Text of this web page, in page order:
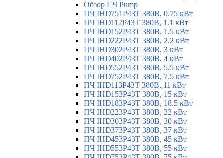
Обзор ПЧ Pump
ПЧ IHD751P43T 380В, 0.75 кВт
ПЧ IHD112P43T 380В, 1.1 кВт
ПЧ IHD152P43T 380В, 1.5 кВт
ПЧ IHD222P43T 380В, 2.2 кВт
ПЧ IHD302P43T 380В, 3 кВт
ПЧ IHD402P43T 380В, 4 кВт
ПЧ IHD552P43T 380В, 5.5 кВт
ПЧ IHD752P43T 380В, 7.5 кВт
ПЧ IHD113P43T 380В, 11 кВт
ПЧ IHD153P43T 380В, 15 кВт
ПЧ IHD183P43T 380В, 18.5 кВт
ПЧ IHD223P43T 380В, 22 кВт
ПЧ IHD303P43T 380В, 30 кВт
ПЧ IHD373P43T 380В, 37 кВт
ПЧ IHD453P43T 380В, 45 кВт
ПЧ IHD553P43T 380В, 55 кВт